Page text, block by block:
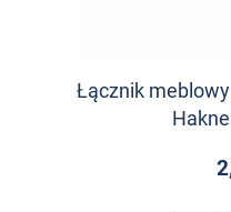
Łącznik